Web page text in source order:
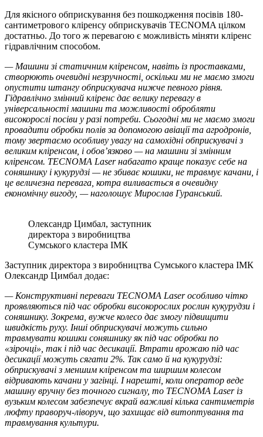
Для якісного обприскування без пошкодження посівів 180-
сантиметрового кліренсу обприскувачів TECNOMA цілком
достатньо. До того ж перевагою є можливість міняти кліренс
гідравлічним способом.
— Машини зі статичним кліренсом, навіть із проставками,
створюють очевидні незручності, оскільки ми не маємо змоги
опустити штангу обприскувача нижче певного рівня.
Гідравлічно змінний кліренс дає велику перевагу в
універсальності машини та можливості обробляти
високорослі посіви у разі потреби. Сьогодні ми не маємо змоги
провадити обробки полів за допомогою авіації та агродронів,
тому звертаємо особливу увагу на самохідні обприскувачі з
великим кліренсом, і обов’язково — на машини зі змінним
кліренсом. TECNOMA Laser набагато краще показує себе на
соняшнику і кукурудзі — не збиває кошики, не травмує качани, і
це величезна перевага, котра виливається в очевидну
економічну вигоду, — наголошує Мирослав Гуранський.
Олександр Цимбал, заступник
директора з виробництва
Сумського кластера ІМК
Заступник директора з виробництва Сумського кластера ІМК
Олександр Цимбал додає:
— Конструктивні переваги TECNOMA Laser особливо чітко
проявляються під час обробки високорослих рослин кукурудзи і
соняшнику. Зокрема, вужче колесо дає змогу підвищити
швидкість руху. Інші обприскувачі можуть сильно
травмувати кошики соняшнику як під час обробки по
«зірочці», так і під час десикації. Втрати врожаю під час
десикації можуть сягати 2%. Так само й на кукурудзі:
обприскувачі з меншим кліренсом та ширшим колесом
відривають качани у загінці. І нарешті, коли оператор веде
машину вручну без точного сигналу, то TECNOMA Laser із
вузьким колесом забезпечує вкрай важливі кілька сантиметрів
люфту праворуч-ліворуч, що захищає від витоптування та
травмування культури.